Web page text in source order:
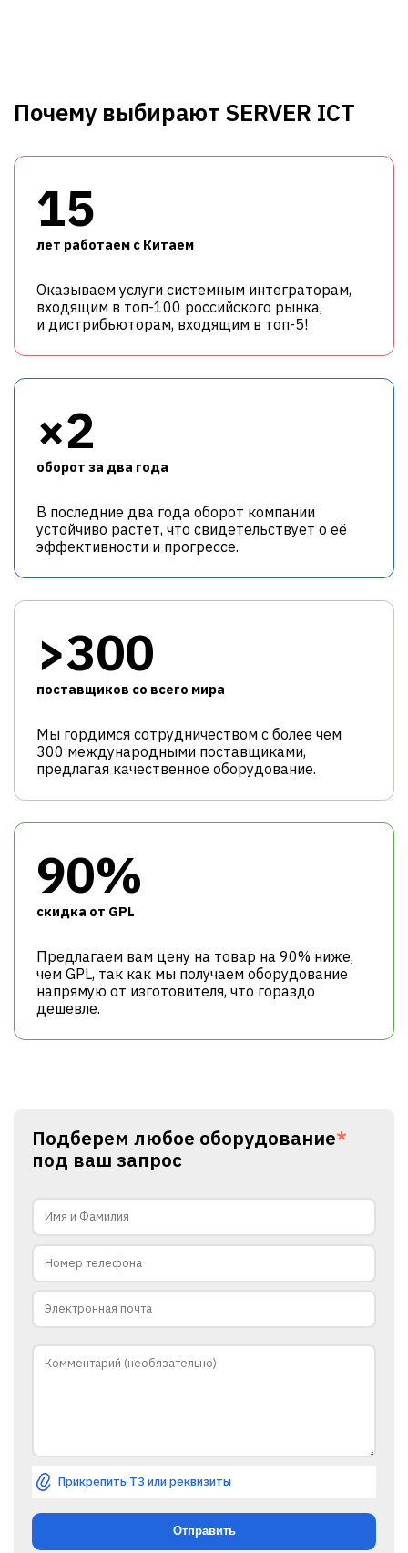
Почему выбирают SERVER ICT
15
лет работаем с Китаем
Оказываем услуги системным интеграторам,
входящим в топ-100 российского рынка,
и дистрибьюторам, входящим в топ-5!
×2
оборот за два года
В последние два года оборот компании
устойчиво растет, что свидетельствует о её
эффективности и прогрессе.
>300
поставщиков со всего мира
Мы гордимся сотрудничеством с более чем
300 международными поставщиками,
предлагая качественное оборудование.
90%
cкидка от GPL
Предлагаем вам цену на товар на 90% ниже,
чем GPL, так как мы получаем оборудование
напрямую от изготовителя, что гораздо
дешевле.
Подберем любое оборудование*
под ваш запрос
Прикрепить ТЗ или реквизиты